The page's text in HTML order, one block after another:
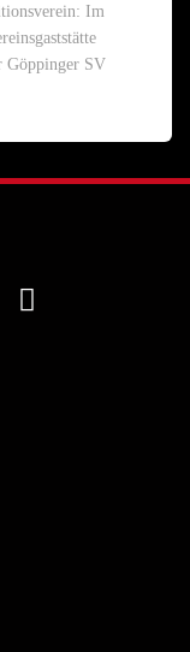
Im
Göppinger SV